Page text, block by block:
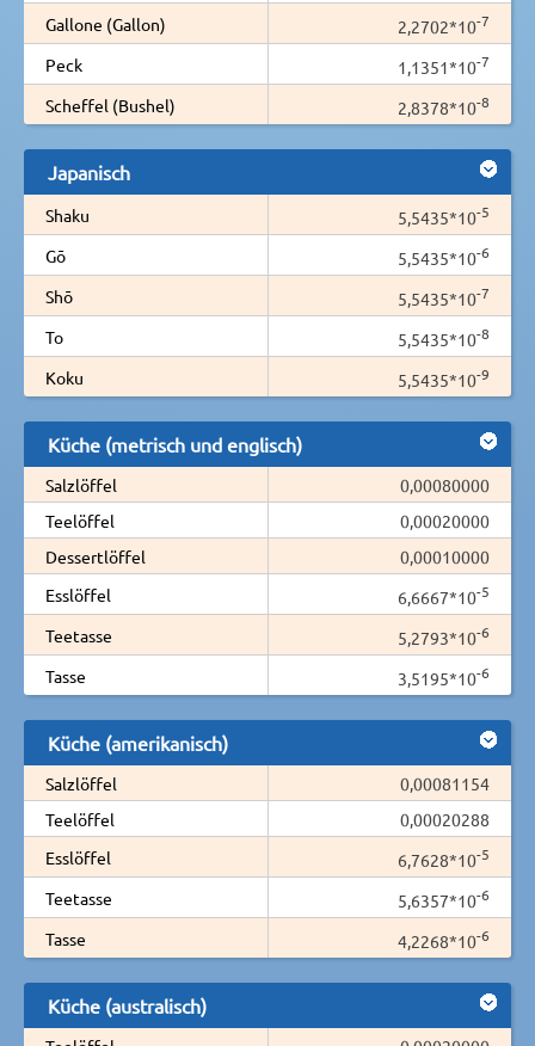
Gallone (Gallon) 2,2702*10-7
Peck 1,1351*10-7
Scheffel (Bushel) 2,8378*10-8
Japanisch
Shaku 5,5435*10-5
Gō 5,5435*10-6
Shō 5,5435*10-7
To 5,5435*10-8
Koku 5,5435*10-9
Küche (metrisch und englisch)
Salzlöffel
0,00080000
Teelöffel
0,00020000
Dessertlöffel
0,00010000
Esslöffel
6,6667*10-5
Teetasse 5,2793*10-6
Tasse 3,5195*10-6
Küche (amerikanisch)
Salzlöffel
0,00081154
Teelöffel
0,00020288
Esslöffel
6,7628*10-5
Teetasse 5,6357*10-6
Tasse 4,2268*10-6
Küche (australisch)